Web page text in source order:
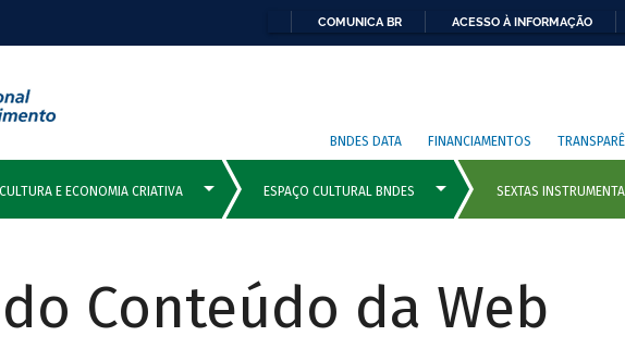
COMUNICA BR ACESSO À INFORMAÇÃO
BNDES DATA FINANCIAMENTOS
Conteúdo da Web